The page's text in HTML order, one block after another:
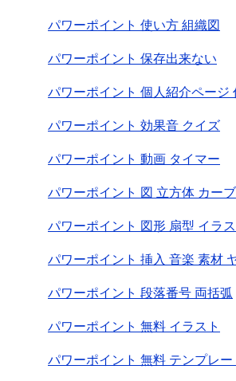
パワーポイント 使い方 組織図
パワーポイント 保存出来ない
パワーポイント 個人紹介ページ
パワーポイント 効果音 クイズ
パワーポイント 動画 タイマー
パワーポイント 図 立方体 カーブ
パワーポイント 図形 扇型 イラス
パワーポイント 挿入 音楽 素材
パワーポイント 段落番号 両括弧
パワーポイント 無料 イラスト
パワーポイント 無料 テンプレー